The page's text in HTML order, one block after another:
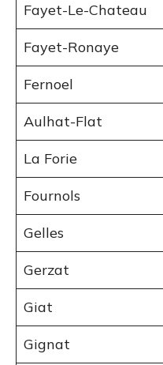
Fayet-Le-Chateau
Fayet-Ronaye
Fernoel
Aulhat-Flat
La Forie
Fournols
Gelles
Gerzat
Giat
Gignat